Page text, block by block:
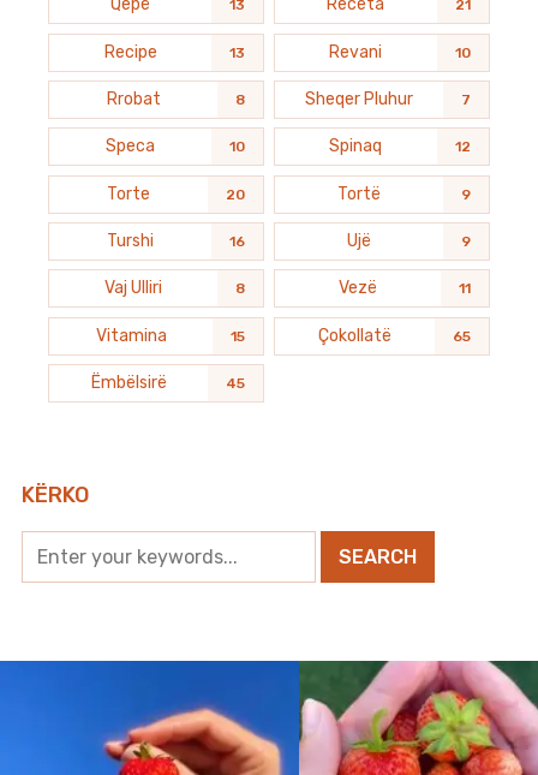
Qepë 13 Receta 21
Recipe 13 Revani 10
Rrobat 8 Sheqer Pluhur 7
Speca 10 Spinaq 12
Torte 20 Tortë 9
Turshi 16 Ujë 9
Vaj Ulliri 8 Vezë 11
Vitamina 15 Çokollatë 65
Ëmbëlsirë 45
KËRKO